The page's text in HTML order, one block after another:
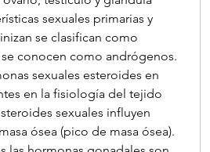
sexuales primarias y
se clasifican como
conocen como andrógenos.
sexuales esteroides en
en la fisiología del tejido
sexuales influyen
ósea (pico de masa ósea).